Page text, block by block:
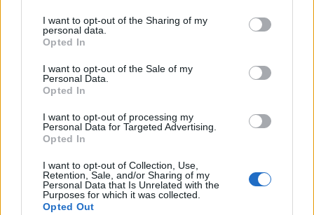
not limited to your visit or usage behaviour. You may click to
grant or deny consent to Google and its third-party tags to
use your data for below specified purposes in below Google
consent section.
I want to opt-out of the Sharing of my
personal data.
Opted In
I want to opt-out of the Sale of my
Personal Data.
Opted In
I want to opt-out of processing my
Personal Data for Targeted Advertising.
Opted In
I want to opt-out of Collection, Use,
Retention, Sale, and/or Sharing of my
Personal Data that Is Unrelated with the
Purposes for which it was collected.
Opted Out
La crisi dei pediatri a Roma: una
sfida per la salute dei più piccoli
55 minuti fa
Roma e il Bus a Chiamata: una
rivoluzione temporanea o un
miraggio?
55 minuti fa